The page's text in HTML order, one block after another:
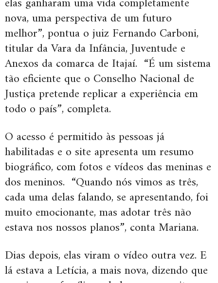
nova, uma perspectiva de um futuro
melhor”, pontua o juiz Fernando Carboni,
titular da Vara da Infância, Juventude e
Anexos da comarca de Itajaí. “É um sistema
tão eficiente que o Conselho Nacional de
Justiça pretende replicar a experiência em
todo o país”, completa.
O acesso é permitido às pessoas já
habilitadas e o site apresenta um resumo
biográfico, com fotos e vídeos das meninas e
dos meninos. “Quando nós vimos as três,
cada uma delas falando, se apresentando, foi
muito emocionante, mas adotar três não
estava nos nossos planos”, conta Mariana.
Dias depois, elas viram o vídeo outra vez. E
lá estava a Letícia, a mais nova, dizendo que